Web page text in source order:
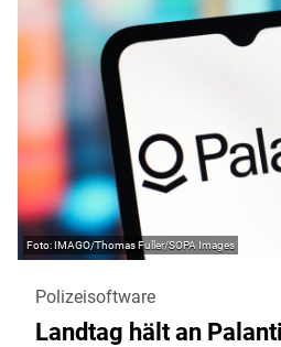
IMAGO/Thomas Fuller/SOPA Images
Polizeisoftware
Landtag hält an